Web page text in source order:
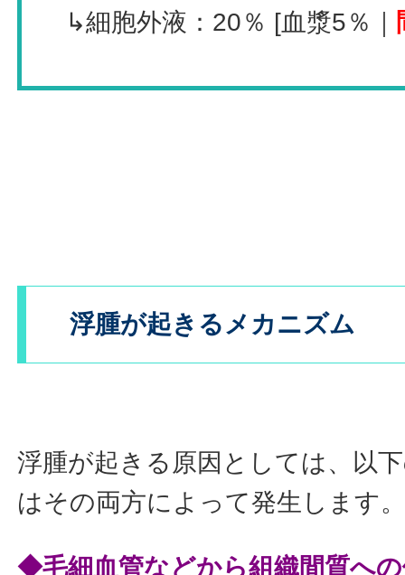
↳細胞外液：20％ [血漿5％｜
浮腫が起きるメカニズム
浮腫が起きる原因としては、以
はその両方によって発生します
◆毛細血管などから組織間質へ